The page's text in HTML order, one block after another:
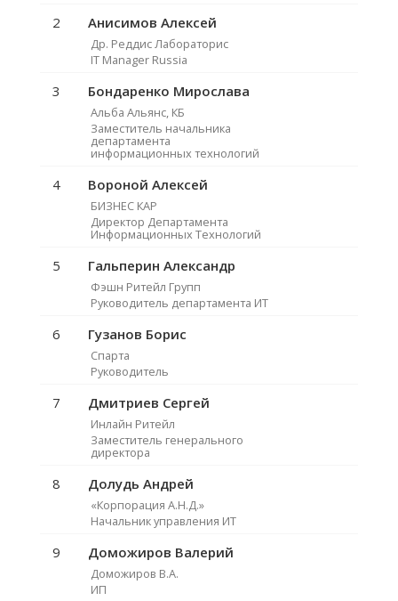
2 Анисимов Алексей
Др. Реддис Лабораторис
IT Manager Russia
3 Бондаренко Мирослава
Альба Альянс, КБ
Заместитель начальника
департамента
информационных технологий
4 Вороной Алексей
БИЗНЕС КАР
Директор Департамента
Информационных Технологий
5 Гальперин Александр
Фэшн Ритейл Групп
Руководитель департамента ИТ
6 Гузанов Борис
Спарта
Руководитель
7 Дмитриев Сергей
Инлайн Ритейл
Заместитель генерального
директора
8 Долудь Андрей
«Корпорация А.Н.Д.»
Начальник управления ИТ
9 Доможиров Валерий
Доможиров В.А.
ИП